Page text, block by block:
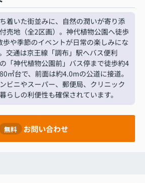
着いた街並みに、自然の潤いが寄り添
売地（全2区画）。神代植物公園へ徒歩
歩や季節のイベントが日常の楽しみにな
交通は京王線「調布」駅へバス便利
「神代植物公園前」バス停まで徒歩約4
㎡台で、前面は約4.0mの公道に接道。
ビニやスーパー、郵便局、クリニック
らしの利便性も確保されています。
無料 お問い合わせ